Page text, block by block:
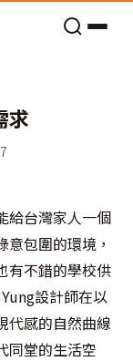
求
給台灣家人一個
包圍的環境，
有不錯的學校供
設計師在以
代感的自然曲線
同堂的生活空